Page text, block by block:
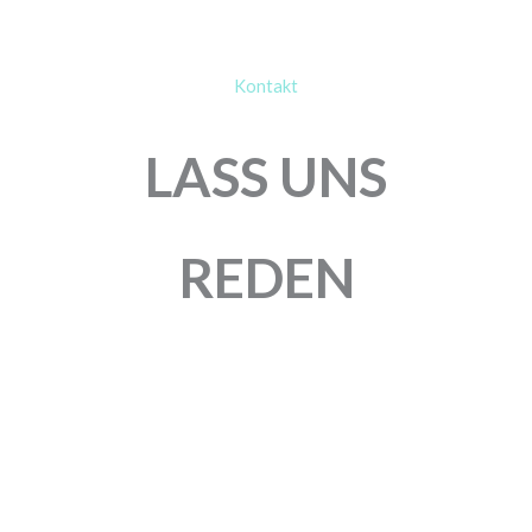
Kontakt
LASS UNS
REDEN